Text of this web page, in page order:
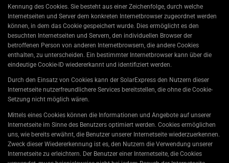
Kennung des Cookies. Sie besteht aus einer Zeichenfolge, durch welche
Internetseiten und Server dem konkreten Internetbrowser zugeordnet werden
können, in dem das Cookie gespeichert wurde. Dies ermöglicht es den
besuchten Internetseiten und Servern, den individuellen Browser der
betroffenen Person von anderen Internetbrowsern, die andere Cookies
enthalten, zu unterscheiden. Ein bestimmter Internetbrowser kann über die
eindeutige Cookie-ID wiedererkannt und identifiziert werden.
Durch den Einsatz von Cookies kann der SolarExpress den Nutzern dieser
Internetseite nutzerfreundlichere Services bereitstellen, die ohne die Cookie-
Setzung nicht möglich wären.
Mittels eines Cookies können die Informationen und Angebote auf unserer
Internetseite im Sinne des Benutzers optimiert werden. Cookies ermöglichen
uns, wie bereits erwähnt, die Benutzer unserer Internetseite wiederzuerkennen.
Zweck dieser Wiedererkennung ist es, den Nutzern die Verwendung unserer
Internetseite zu erleichtern. Der Benutzer einer Internetseite, die Cookies